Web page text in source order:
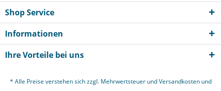
sollen. Im Tankanlagen-Profishop finden gewerbliche
Kunden Flächen- / Bodenschutzsysteme für
unterschiedliche Einsatzsituationen – von abgegrenzten
genutzte Arbeitszonen. Im Mittelpunkt stehen dabei ein
Betriebsabläufen sowie die Unterstützung betrieblicher
Shop Service
Informationen
Ihre Vorteile bei uns
* Alle Preise verstehen sich zzgl. Mehrwertsteuer undVersandkostenund